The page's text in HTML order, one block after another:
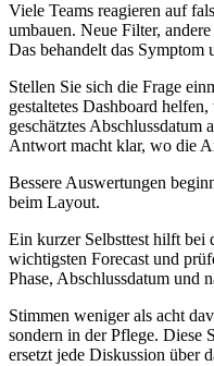
Viele Teams reagieren auf
umbauen. Neue Filter,
Das behandelt das Symptom
Stellen Sie sich die Frage
gestaltetes Dashboard
geschätztes Abschlussdatum
Antwort macht klar, wo die
Bessere Auswertungen
beim Layout.
Ein kurzer Selbsttest hilft bei
wichtigsten Forecast und
Phase, Abschlussdatum und
Stimmen weniger als acht
sondern in der Pflege. Diese
ersetzt jede Diskussion über